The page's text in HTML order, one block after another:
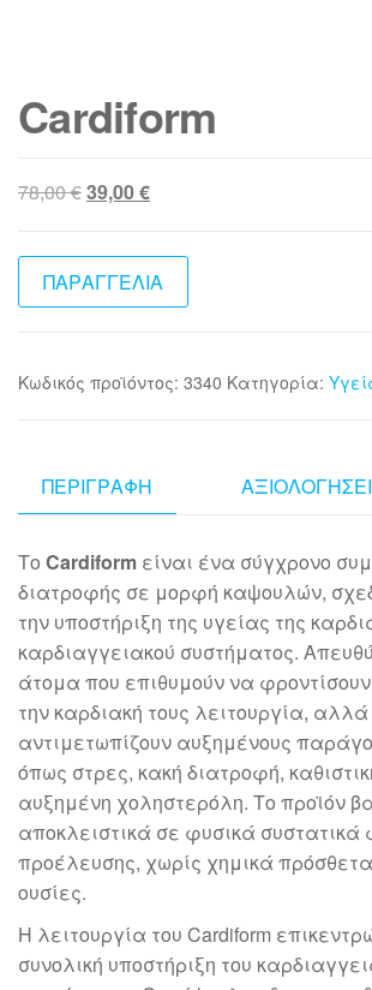
Cardiform
78,00€Original
was:
78,00 €.
39,00€Η
τιμή
είναι:
39,00 €.
ΠΑΡΑΓΓΕΛΙΑ
Κωδικός προϊόντος: 3340 Κατηγορία:
ΠΕΡΙΓΡΑΦΉ
Το Cardiform είναι ένα σύγχρονο
διατροφής σε μορφή καψουλών,
την υποστήριξη της υγείας της
καρδιαγγειακού συστήματος.
άτομα που επιθυμούν να
την καρδιακή τους λειτουργία,
αντιμετωπίζουν αυξημένους
όπως στρες, κακή διατροφή,
αυξημένη χοληστερόλη. Το προϊόν
αποκλειστικά σε φυσικά συστατικά
προέλευσης, χωρίς χημικά πρόσθετα
ουσίες.
Η λειτουργία του Cardiform
συνολική υποστήριξη του